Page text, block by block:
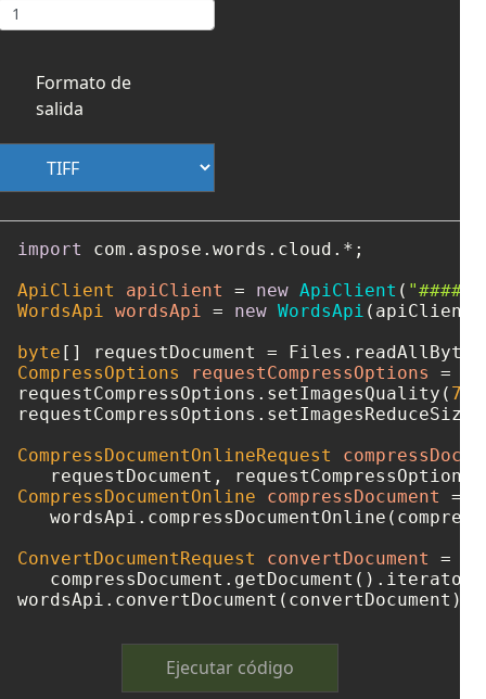
Formato de
salida
import
com.aspose.words.cloud.*;
ApiClient
apiClient = new ApiClient ( "####-
WordsApi wordsApi = new WordsApi
byte [] requestDocument =
CompressOptions
requestCompressOptions =
requestCompressOptions.setImagesQuality( 75
CompressDocumentOnlineRequest
requestDocument,
CompressDocumentOnline
compressDocument
=
ConvertDocumentRequest
convertDocument =
wordsApi.convertDocument(convertDocument);
Ejecutar código